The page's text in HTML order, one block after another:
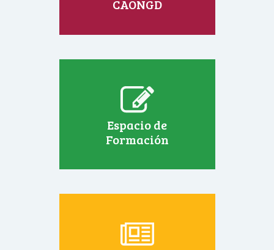
CAONGD
Espacio de
Formación